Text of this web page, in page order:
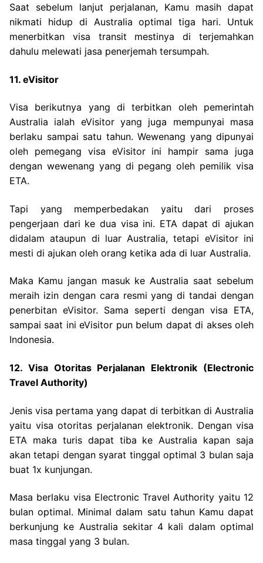
Saat sebelum lanjut perjalanan, Kamu masih dapat
nikmati hidup di Australia optimal tiga hari. Untuk
menerbitkan visa transit mestinya di terjemahkan
dahulu melewati jasa penerjemah tersumpah.
11. eVisitor
Visa berikutnya yang di terbitkan oleh pemerintah
Australia ialah eVisitor yang juga mempunyai masa
berlaku sampai satu tahun. Wewenang yang dipunyai
oleh pemegang visa eVisitor ini hampir sama juga
dengan wewenang yang di pegang oleh pemilik visa
ETA.
Tapi yang memperbedakan yaitu dari proses
pengerjaan dari ke dua visa ini. ETA dapat di ajukan
didalam ataupun di luar Australia, tetapi eVisitor ini
mesti di ajukan oleh orang ketika ada di luar Australia.
Maka Kamu jangan masuk ke Australia saat sebelum
meraih izin dengan cara resmi yang di tandai dengan
penerbitan eVisitor. Sama seperti dengan visa ETA,
sampai saat ini eVisitor pun belum dapat di akses oleh
Indonesia.
12. Visa Otoritas Perjalanan Elektronik (Electronic
Travel Authority)
Jenis visa pertama yang dapat di terbitkan di Australia
yaitu visa otoritas perjalanan elektronik. Dengan visa
ETA maka turis dapat tiba ke Australia kapan saja
akan tetapi dengan syarat tinggal optimal 3 bulan saja
buat 1x kunjungan.
Masa berlaku visa Electronic Travel Authority yaitu 12
bulan optimal. Minimal dalam satu tahun Kamu dapat
berkunjung ke Australia sekitar 4 kali dalam optimal
masa tinggal yang 3 bulan.